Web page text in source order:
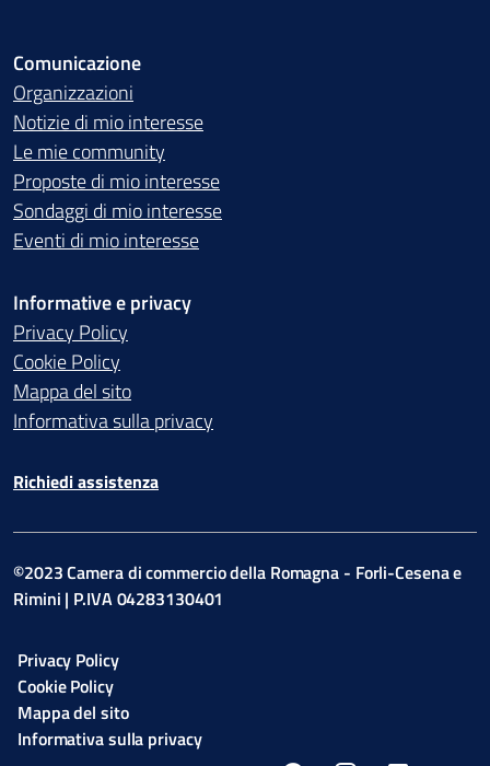
Comunicazione
Organizzazioni
Notizie di mio interesse
Le mie community
Proposte di mio interesse
Sondaggi di mio interesse
Eventi di mio interesse
Informative e privacy
Privacy Policy
Cookie Policy
Mappa del sito
Informativa sulla privacy
Richiedi assistenza
©2023 Camera di commercio della Romagna - Forli-Cesena e
Rimini | P.IVA 04283130401
Privacy Policy
Cookie Policy
Mappa del sito
Informativa sulla privacy